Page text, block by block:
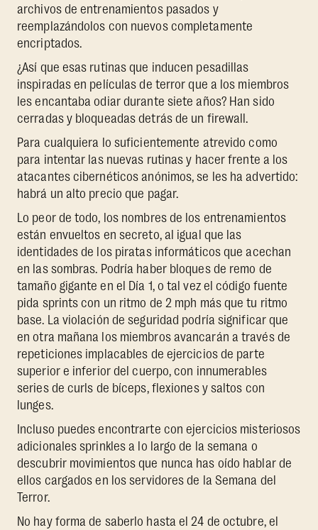
archivos de entrenamientos pasados y
reemplazándolos con nuevos completamente
encriptados.
¿Así que esas rutinas que inducen pesadillas
inspiradas en películas de terror que a los miembros
les encantaba odiar durante siete años? Han sido
cerradas y bloqueadas detrás de un firewall.
Para cualquiera lo suficientemente atrevido como
para intentar las nuevas rutinas y hacer frente a los
atacantes cibernéticos anónimos, se les ha advertido:
habrá un alto precio que pagar.
Lo peor de todo, los nombres de los entrenamientos
están envueltos en secreto, al igual que las
identidades de los piratas informáticos que acechan
en las sombras. Podría haber bloques de remo de
tamaño gigante en el Día 1, o tal vez el código fuente
pida sprints con un ritmo de 2 mph más que tu ritmo
base. La violación de seguridad podría significar que
en otra mañana los miembros avancarán a través de
repeticiones implacables de ejercicios de parte
superior e inferior del cuerpo, con innumerables
series de curls de bíceps, flexiones y saltos con
lunges.
Incluso puedes encontrarte con ejercicios misteriosos
adicionales sprinkles a lo largo de la semana o
descubrir movimientos que nunca has oído hablar de
ellos cargados en los servidores de la Semana del
Terror.
No hay forma de saberlo hasta el 24 de octubre, el